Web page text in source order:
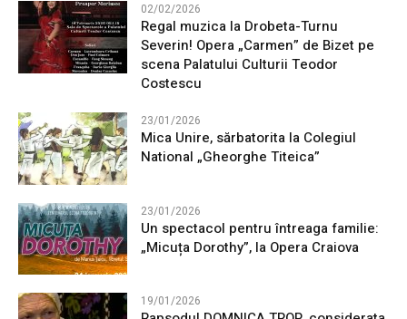
02/02/2026
Regal muzica la Drobeta-Turnu
Severin! Opera „Carmen” de Bizet pe
scena Palatului Culturii Teodor
Costescu
23/01/2026
Mica Unire, sărbatorita la Colegiul
National „Gheorghe Titeica”
23/01/2026
Un spectacol pentru întreaga familie:
„Micuța Dorothy”, la Opera Craiova
19/01/2026